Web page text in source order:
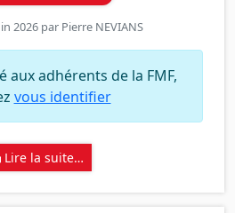
2026 par Pierre NEVIANS
aux adhérents de la FMF,
vous identifier
Lire la suite…